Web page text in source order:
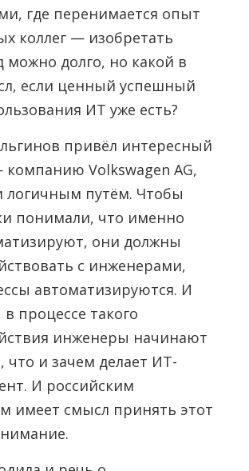
где перенимается опыт
коллег — изобретать
можно долго, но какой в
если ценный успешный
ИТ уже есть?
привёл интересный
Volkswagen AG,
логичным путём. Чтобы
понимали, что именно
они должны
с инженерами,
автоматизируются. И
процессе такого
инженеры начинают
что и зачем делает ИТ-
И российским
имеет смысл принять этот